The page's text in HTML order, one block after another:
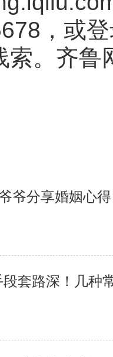
，或
索。齐鲁
爷分享婚姻心
套路深！几种